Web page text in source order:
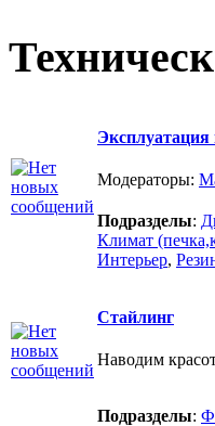
Эксплуатация
Модераторы:
Подразделы:
Климат
Интерьер,
Стайлинг
Наводим
Подразделы: